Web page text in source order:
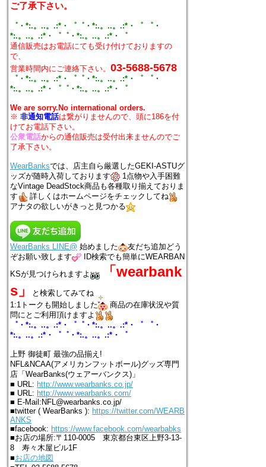
ご了承下さい。
゜・*:.。..。.:*・゜゜・*:.。..。.:*・゜ ゜・
*:.。..。.:*・゜゜・*:.。..。.:*・゜
通信販売はお電話にても受け付けておりますの
で、
営業時間内にご連絡下さい。03-5688-5678
゜・*:.。..。.:*・゜゜・*:.。..。.:*・゜ ゜・
*:.。..。.:*・゜゜・*:.。..。.:*・゜
We are sorry.No international orders.
※ 非通知電話は繋がりませんので、頭に186を付
けてお電話下さい。
公衆電話からの通信販売は受付出来ませんのでご
了承下さい。
WearBanksでは、店主自ら厳選したGEKI-ASTUグ
ッズが随時入荷しております
1点物や入手困難
なVintage DeadStock商品も各種取り揃えておりま
す
詳しくはホームページをチェックしてね
アナタの欲しいがきっと見つかる
WearBanks LINE@ 始めました
友だち追加どう
ぞお願い致します
ID検索でも簡単にWEARBAN
KSが見つけられますよ
「wearbank
s」
と検索してみてね
1:1トークも開始しました
商品の在庫状況や質
問にとご利用頂けますよ
゜・*:.。..。.:*・゜゜・*:.。..。.:*・゜ ゜・
*:.。..。.:*・゜゜・*:.。..。.:*・゜
上野 御徒町 最強の品揃え!
NFL&NCAA(アメリカンフットボール)グッズ専門
店「WearBanks(ウェアーバンクス)」
■ URL: http://www.wearbanks.co.jp/
■ URL: http://www.wearbanks.com/
■ E-Mail:NFL@wearbanks.co.jp/
■twitter ( WearBanks ): https://twitter.com/WEARB
ANKS
■facebook: https://www.facebook.com/wearbabks
■お店の場所:〒110-0005 東京都台東区上野3-13-
8 寿々木屋ビル1F
■お店の地図